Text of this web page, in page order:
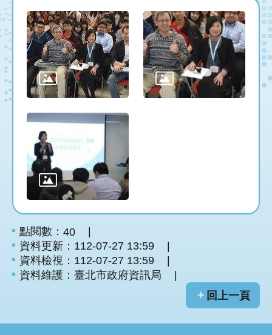
點閱數： 40
資料更新：112-07-27 13:59
資料檢視：112-07-27 13:59
資料維護：臺北市政府資訊局
回上一頁